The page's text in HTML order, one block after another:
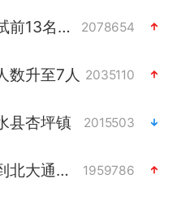
官方通报教师招聘笔试前13名被淘汰 2078654
数升至7人 2035110
县杏坪镇 2015503
女孩摆摊卖菌子时收到北大通知书 1959786